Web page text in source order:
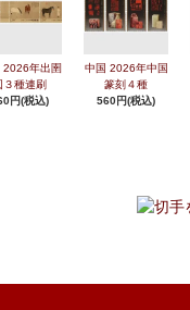
2026年出圉
３種連刷
円(税込)
中国 2026年中国
篆刻４種
560円(税込)